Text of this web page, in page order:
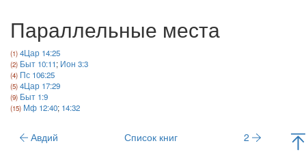
Параллельные места
4Цар 14:25
Быт 10:11; Ион 3:3
Пс 106:25
4Цар 17:29
Быт 1:9
Мф 12:40; 14:32
Авдий Список книг 2